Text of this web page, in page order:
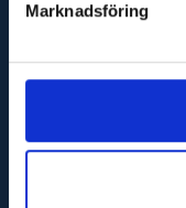
Marknadsföring
541 31 Skövde
info@glaj.se
010-263 25 00